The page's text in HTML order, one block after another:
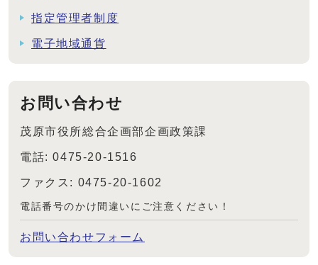
指定管理者制度
電子地域通貨
お問い合わせ
茂原市役所総合企画部企画政策課
電話: 0475-20-1516
ファクス: 0475-20-1602
電話番号のかけ間違いにご注意ください！
お問い合わせフォーム